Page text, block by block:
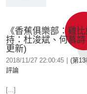
《香蕉俱樂部：雞
持：杜浚斌、何慕
更新)
2018/11/27 22:00:45 (第
評論
[...]